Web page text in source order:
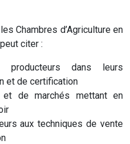
Chambres d’Agriculture en
citer :
producteurs dans leurs
et de certification
et de marchés mettant en
aux techniques de vente